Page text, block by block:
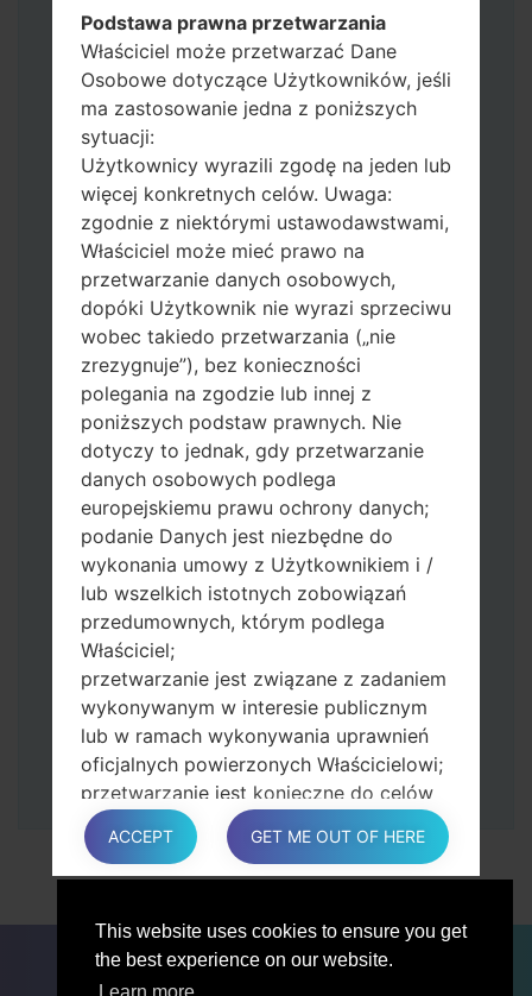
This website uses cookies to ensure you get
the best experience on our website.
zachować wszystkie swoje dane i aplikacje.
Teraz wyłącz swój telefon i przejdź do
trybu pobierania. Jak wykonać wszystkie
metody:
Naciśnij i przytrzymaj klawisz zasilania,
przycisk zwiększania głośności i klawisz
Bixby.
Naciśnij i przytrzymaj klawisze
zwiększania i zmniejszania głośności,
następnie podłącz kabel USB.
Naciśnij i przytrzymaj klawisz zasilania,
przycisk zmniejszania głośności i klawisz
strony domowej.
Podłącz kabel USB, a następnie naciśnij i
przytrzymaj przycisk Bixby i klawisz
zmniejszania głośności.
Naciśnij i przytrzymaj klawisz zasilania i
przycisk zwiększania głośności.
Następnie podłącz urządzenie do
komputera, Odin powinien wykryć
telefon, a na ekranie pojawi się numer
portu COM.
Podaj tylko czas przywracania ustawień
fabrycznych i automatycznego
ponownego uruchamiania.
Na koniec naciśnij klawisz Start. Twój
telefon uruchomi się ponownie i odłączy
się od komputera.
PORÓWNAJ
Podstawa prawna przetwarzania
Właściciel może przetwarzać Dane
Osobowe dotyczące Użytkowników, jeśli
ma zastosowanie jedna z poniższych
sytuacji:
Użytkownicy wyrazili zgodę na jeden lub
więcej konkretnych celów. Uwaga:
zgodnie z niektórymi ustawodawstwami,
Właściciel może mieć prawo na
przetwarzanie danych osobowych,
dopóki Użytkownik nie wyrazi sprzeciwu
wobec takiedo przetwarzania („nie
zrezygnuje”), bez konieczności
polegania na zgodzie lub innej z
poniższych podstaw prawnych. Nie
dotyczy to jednak, gdy przetwarzanie
danych osobowych podlega
europejskiemu prawu ochrony danych;
podanie Danych jest niezbędne do
wykonania umowy z Użytkownikiem i /
lub wszelkich istotnych zobowiązań
przedumownych, którym podlega
Właściciel;
przetwarzanie jest związane z zadaniem
wykonywanym w interesie publicznym
lub w ramach wykonywania uprawnień
oficjalnych powierzonych Właścicielowi;
przetwarzanie jest konieczne do celów
zgodnych z prawem interesów
prowadzonej przez właściciela lub
osobę trzecią.
przyjemnością pomoże wyjaśnić
konkretną podstawę prawną, która ma
ACCEPT GET ME OUT OF HERE